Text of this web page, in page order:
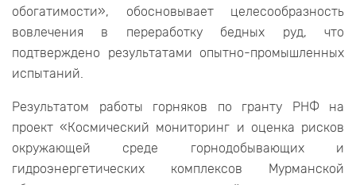
обогатимости», обосновывает целесообразность
вовлечения в переработку бедных руд, что
подтверждено результатами опытно-промышленных
испытаний.
Результатом работы горняков по гранту РНФ на
проект «Космический мониторинг и оценка рисков
окружающей среде горнодобывающих и
гидроэнергетических комплексов Мурманской